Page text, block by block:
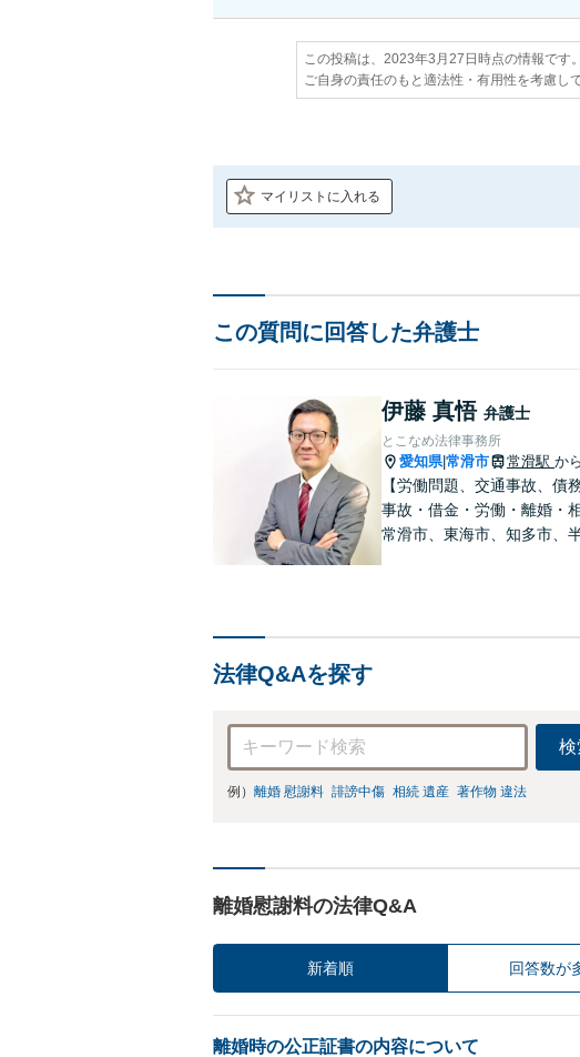
この投稿は、2023年3月27日時点の情報です。
ご自身の責任のもと適法性・有用性を考慮し
マイリストに入れる
この質問に回答した弁護士
伊藤 真悟 弁護士
とこなめ法律事務所
愛知県|常滑市 常滑駅 か
【労働問題、交通事故、債
事故・借金・労働・離婚・
常滑市、東海市、知多市、
法律Q&Aを探す
検
例） 離婚 慰謝料 誹謗中傷 相続 遺産 著作物 違法
離婚慰謝料の法律Q&A
新着順 回答数が
離婚時の公正証書の内容について